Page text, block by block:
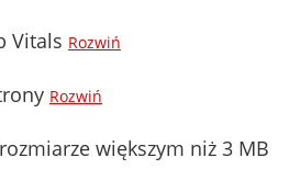
Vitals Rozwiń
Rozwiń
większym niż 3 MB